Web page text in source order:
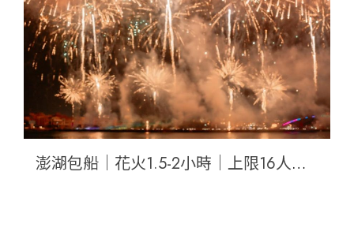
澎湖包船｜花火1.5-2小時｜上限16人｜45呎遊艇｜海上星空花火(含排隊點心玉冠嫩仙草